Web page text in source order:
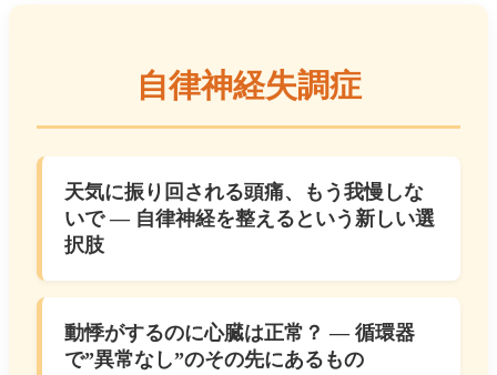
自律神経失調症
天気に振り回される頭痛、もう我慢しな
いで ― 自律神経を整えるという新しい選
択肢
動悸がするのに心臓は正常？ ― 循環器
で”異常なし”のその先にあるもの